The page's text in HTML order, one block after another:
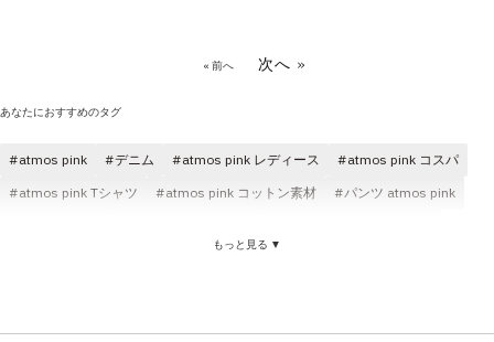
« 前へ 次へ »
あなたにおすすめのタグ
atmos pink デニム atmos pink レディース
atmos pink コスパ
atmos pink Tシャツ
atmos pink コットン素材
パンツ atmos pink
もっと見る ▼